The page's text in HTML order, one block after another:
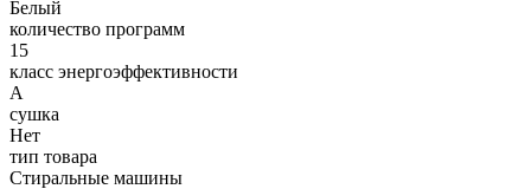
Белый
количество программ
15
класс энергоэффективности
A
сушка
Нет
тип товара
Стиральные машины